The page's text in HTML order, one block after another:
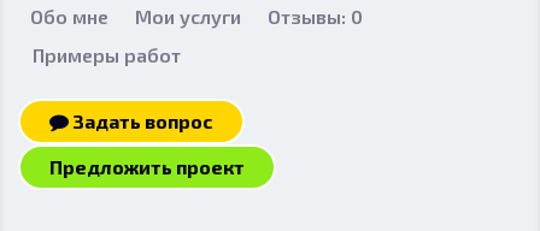
Обо мне Мои услуги
Отзывы: 0
Примеры работ
Задать вопрос
Предложить проект